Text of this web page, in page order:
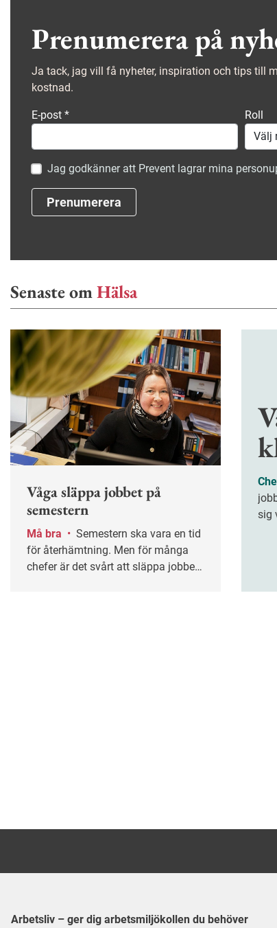
Prenumerera på
Ja tack, jag vill få nyheter, inspiration och tips till
kostnad.
E-post * Roll
Jag godkänner att Prevent lagrar mina
Prenumerera
Senaste omHälsa
Våga släppa jobbet på
semestern
Må bra •
för återhämtning. Men för många
chefer är det svårt att släppa jobbet
sig
Arbetsliv – ger dig arbetsmiljökollen du behöver